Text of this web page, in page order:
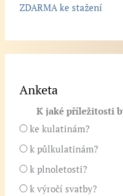
ZDARMA ke stažení
Anketa
K jaké příležitosti
ke kulatinám?
k půlkulatinám?
k plnoletosti?
k výročí svatby?